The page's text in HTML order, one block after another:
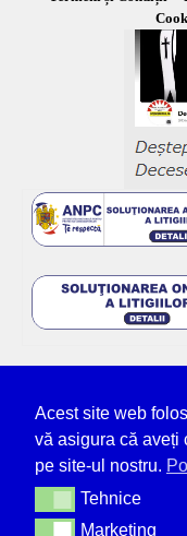
Acest site web
vă asigura că aveți
pe site-ul nostru.
TehniceTehnice
MarketingMarketing